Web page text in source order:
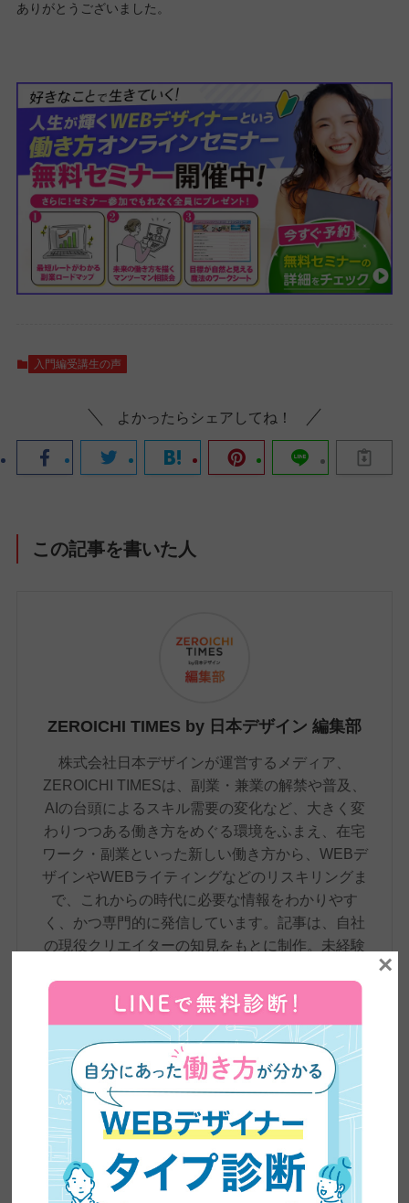
ありがとうございました。
入門編受講生の声
よかったらシェアしてね！
この記事を書いた人
ZEROICHI TIMES by 日本デザイン 編集部
株式会社日本デザインが運営するメディア、
ZEROICHI TIMESは、副業・兼業の解禁や普及、
AIの台頭によるスキル需要の変化など、大きく変
わりつつある働き方をめぐる環境をふまえ、在宅
ワーク・副業といった新しい働き方から、WEBデ
ザインやWEBライティングなどのリスキリングま
で、これからの時代に必要な情報をわかりやす
く、かつ専門的に発信しています。記事は、自社
の現役クリエイターの知見をもとに制作。未経験
名超の卒業生の実体験や、実際のインタビューも
交えながら、スキル習得からキャリア形成まで、
学びのあらゆる段階で役立つ、正確で信頼性の高
い情報をお届けしています。
×